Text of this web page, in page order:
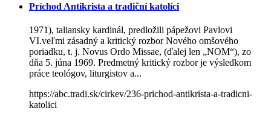
Príchod Antikrista a tradiční katolíci
1971), taliansky kardinál, predložili pápežovi Pavlovi
VI.veľmi zásadný a kritický rozbor Nového omšového
poriadku, t. j. Novus Ordo Missae, (ďalej len „NOM“), zo
dňa 5. júna 1969. Predmetný kritický rozbor je výsledkom
práce teológov, liturgistov a...
https://abc.tradi.sk/cirkev/236-prichod-antikrista-a-tradicni-
katolici